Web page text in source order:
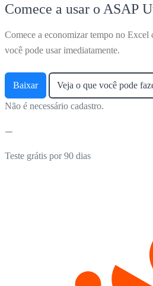
Comece a usar o ASAP
Comece a economizar tempo no Excel
você pode usar imediatamente.
Baixar Veja o que você pode
Não é necessário cadastro.
Teste grátis por 90 dias